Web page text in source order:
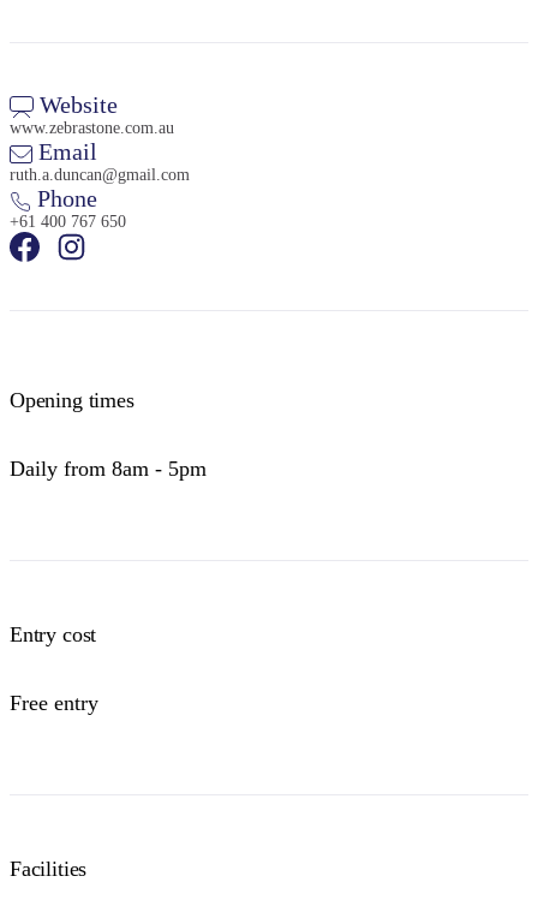
Sign
Website
www.zebrastone.com.au
Email
ruth.a.duncan@gmail.com
Phone
+61 400 767 650
Opening times
Daily from 8am - 5pm
Entry cost
Free entry
Facilities